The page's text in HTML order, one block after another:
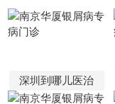
深圳到哪儿医治